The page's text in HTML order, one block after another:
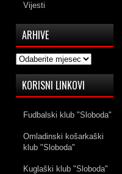
Vijesti
ARHIVE
Arhive
KORISNI LINKOVI
Fudbalski klub "Sloboda"
Omladinski košarkaški
klub "Sloboda"
Kuglaški klub "Sloboda"